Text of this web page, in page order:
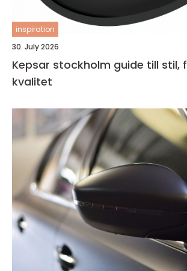
inspiration
30. July 2026
Kepsar stockholm guide till stil, funktion och
kvalitet